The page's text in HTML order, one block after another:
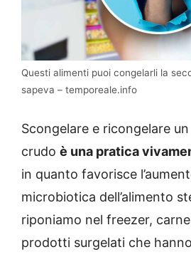
Questi alimenti puoi congelarli la
sapeva – temporeale.info
Scongelare e ricongelare
crudo è una pratica
in quanto favorisce
microbiotica dell’alimento
riponiamo nel freezer,
prodotti surgelati che